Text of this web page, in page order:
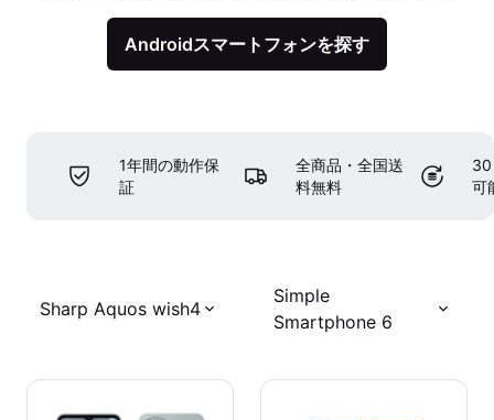
Androidスマートフォンを探す
1年間の動作保
証
全商品・全国送
料無料
30
可
Sharp Aquos wish4
Simple
Smartphone 6